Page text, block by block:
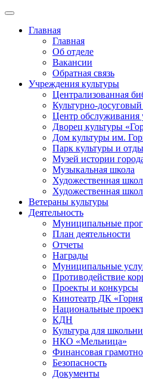
Главная
Главная
Об отделе
Вакансии
Обратная связь
Учреждения культуры
Централизованная
Культурно-
Центр обслуживания
Дворец культуры
Дом культуры им.
Парк культуры и
Музей истории
Музыкальная школа
Художественная
Художественная
Ветераны культуры
Деятельность
Муниципальные
План деятельности
Отчеты
Награды
Муниципальные
Противодействие
Проекты и конкурсы
Кинотеатр ДК
Национальные
КДН
Культура для
НКО «Мельница»
Финансовая
Безопасность
Документы